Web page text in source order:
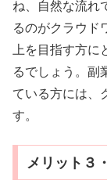
ね、自然な流れ
るのがクラウド
上を目指す方
るでしょう。副
ている方には、
す。
メリット３